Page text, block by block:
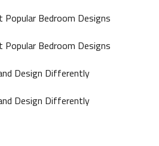
Bedroom Designs
Bedroom Designs
Design Differently
Design Differently